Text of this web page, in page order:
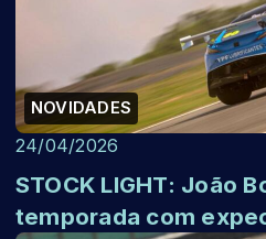
NOVIDADES
24/04/2026
STOCK LIGHT: João
temporada com